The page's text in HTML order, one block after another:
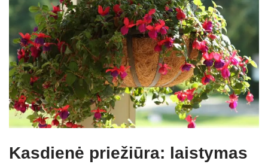
Kasdienė priežiūra: laistymas